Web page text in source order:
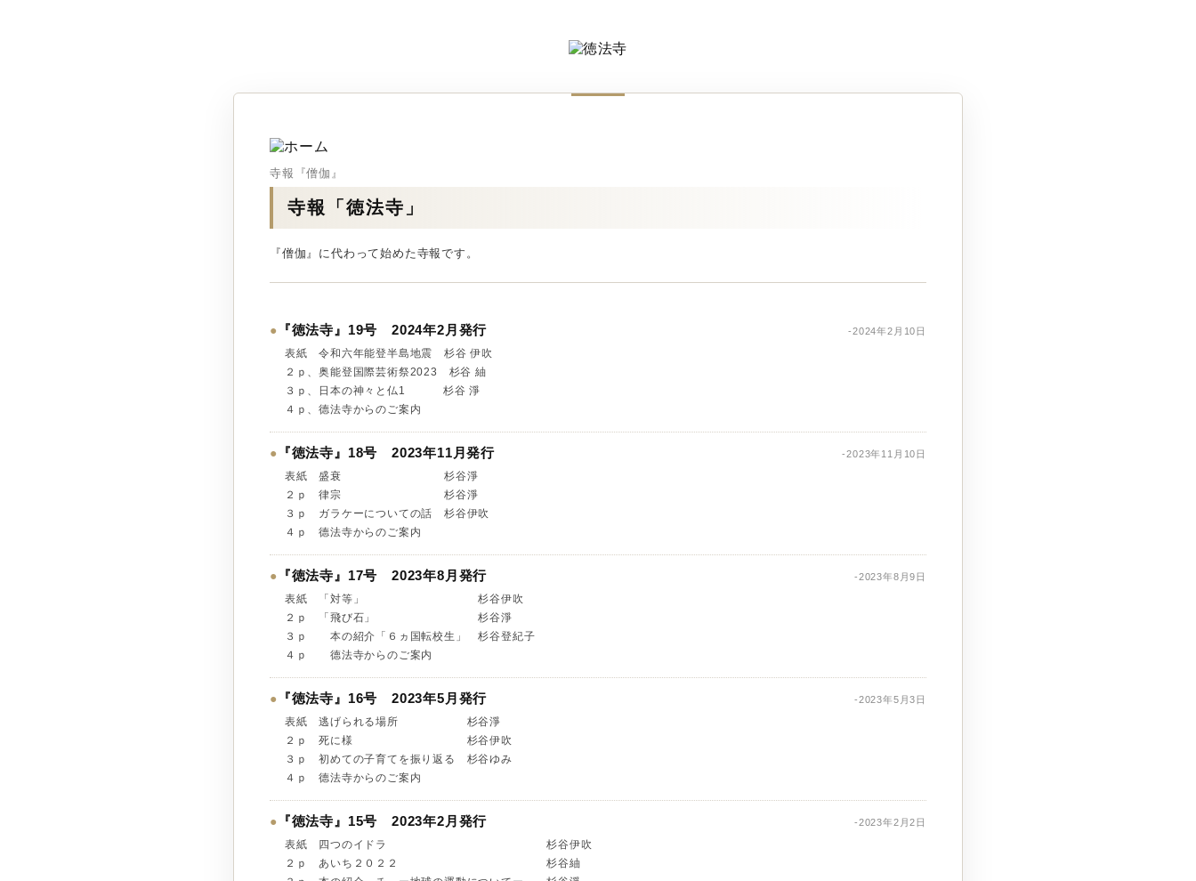
寺報『僧伽』
寺報「徳法寺」
『僧伽』に代わって始めた寺報です。
● 『徳法寺』19号 2024年2月発行 -2024年2月10日
表紙 令和六年能登半島地震 杉谷 伊吹
２ｐ、奥能登国際芸術祭2023 杉谷 紬
３ｐ、日本の神々と仏1 杉谷 淨
４ｐ、德法寺からのご案内
● 『徳法寺』18号 2023年11月発行 -2023年11月10日
表紙 盛衰 杉谷淨
２ｐ 律宗 杉谷淨
３ｐ ガラケーについての話 杉谷伊吹
４ｐ 德法寺からのご案内
● 『徳法寺』17号 2023年8月発行 -2023年8月9日
表紙 「対等」 杉谷伊吹
２ｐ 「飛び石」 杉谷淨
３ｐ 本の紹介「６ヵ国転校生」 杉谷登紀子
４ｐ 德法寺からのご案内
● 『徳法寺』16号 2023年5月発行 -2023年5月3日
表紙 逃げられる場所 杉谷淨
２ｐ 死に様 杉谷伊吹
３ｐ 初めての子育てを振り返る 杉谷ゆみ
４ｐ 德法寺からのご案内
● 『徳法寺』15号 2023年2月発行 -2023年2月2日
表紙 四つのイドラ 杉谷伊吹
２ｐ あいち２０２２ 杉谷紬